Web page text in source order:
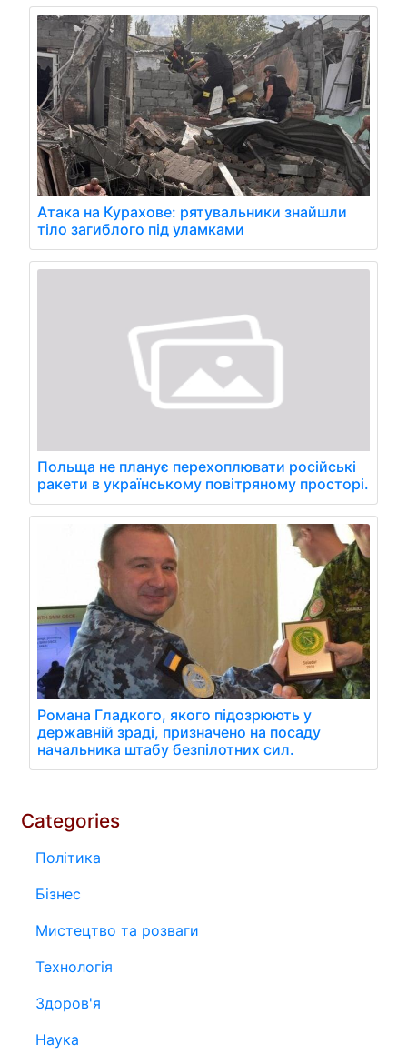
Атака на Курахове: рятувальники знайшли
тіло загиблого під уламками
Польща не планує перехоплювати російські
ракети в українському повітряному просторі.
Романа Гладкого, якого підозрюють у
державній зраді, призначено на посаду
начальника штабу безпілотних сил.
Categories
Політика
Бізнес
Мистецтво та розваги
Технологія
Здоров'я
Наука